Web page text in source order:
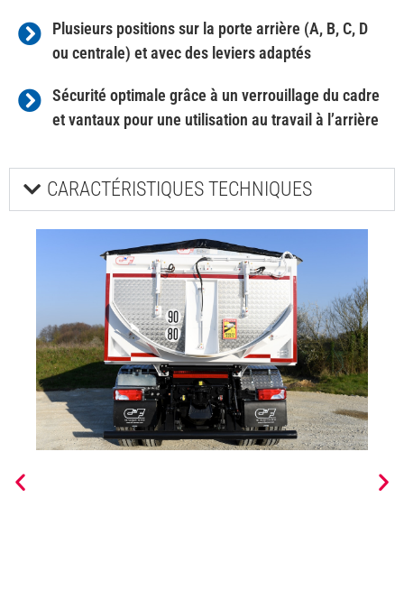
Plusieurs positions sur la porte arrière (A, B, C, D
ou centrale) et avec des leviers adaptés
Sécurité optimale grâce à un verrouillage du cadre
et vantaux pour une utilisation au travail à l’arrière
CARACTÉRISTIQUES TECHNIQUES